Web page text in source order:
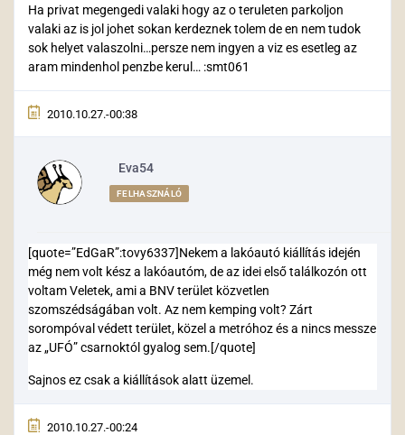
Ha privat megengedi valaki hogy az o teruleten parkoljon
valaki az is jol johet sokan kerdeznek tolem de en nem tudok
sok helyet valaszolni…persze nem ingyen a viz es esetleg az
aram mindenhol penzbe kerul… :smt061
2010.10.27.-00:38
Eva54
FELHASZNÁLÓ
[quote=”EdGaR”:tovy6337]Nekem a lakóautó kiállítás idején
még nem volt kész a lakóautóm, de az idei első találkozón ott
voltam Veletek, ami a BNV terület közvetlen
szomszédságában volt. Az nem kemping volt? Zárt
sorompóval védett terület, közel a metróhoz és a nincs messze
az „UFÓ” csarnoktól gyalog sem.[/quote]
Sajnos ez csak a kiállítások alatt üzemel.
2010.10.27.-00:24